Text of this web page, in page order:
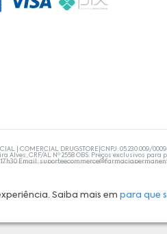
Saiba mais empara que
| COMERCIAL DRUGSTORE|CNPJ: 05.230.009/
Alves, CRF/AL Nº 2558 OBS: Preços exclusivos
Email:
orientações de um profissional da área médica.
persistirem, um médico deve ser consultado. A
compras com tranquilidade. A privacidade e a
disponibilidade de produto em nosso estoque.